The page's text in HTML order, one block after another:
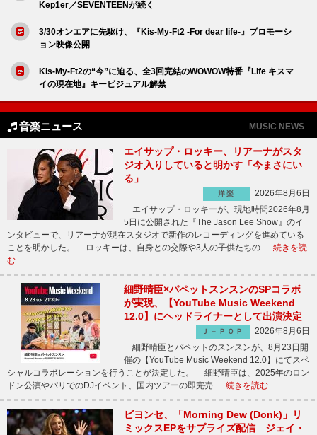
Kep1er／SEVENTEENが続く
3/30オンエアに先駆け、『Kis-My-Ft2 -For dear life-』プロモーシ
ョン映像公開
Kis-My-Ft2の“今”に迫る、全3回完結のWOWOW特番『Life キスマ
イの現在地』キービジュアル解禁
音楽ニュース MUSIC NEWS
エイサップ・ロッキー、リアーナがスタ
ジオ入りしていると明かす「今まさにい
る」
洋楽
2026年8月6日
エイサップ・ロッキーが、現地時間2026年8月
5日に公開された『The Jason Lee Show』のイ
ンタビューで、リアーナが現在スタジオで新作のレコーディングを進めている
ことを明かした。 ロッキーは、自身との交際や3人の子供たちの … 続きを読
む
細野晴臣×パペットスンスンのSPコラボ
が実現、【YouTube Music Weekend
12.0】にヘッドライナーとして出演決定
Ｊ－ＰＯＰ
2026年8月6日
細野晴臣とパペットのスンスンが、8月23日開
催の【YouTube Music Weekend 12.0】にてスペ
シャルコラボレーションを行うことが決定した。 細野晴臣は、2025年のロン
ドン公演やパリでのDJイベント、国内ツアーの即完売 … 続きを読む
ビヨンセ、「Morning Dew (Donk)」リ
ミックスEPをサプライズ配信 ジェイ・